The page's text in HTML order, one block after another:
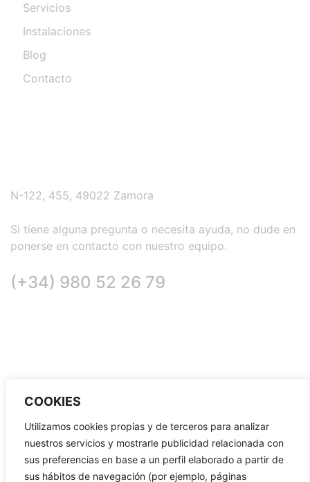
COOKIES
Utilizamos cookies propias y de terceros para analizar
nuestros servicios y mostrarle publicidad relacionada con
sus preferencias en base a un perfil elaborado a partir de
sus hábitos de navegación (por ejemplo, páginas
Servicios
Instalaciones
Blog
Contacto
N-122, 455, 49022 Zamora
Si tiene alguna pregunta o necesita ayuda, no dude en
ponerse en contacto con nuestro equipo.
(+34) 980 52 26 79
Copyright © 2023-2024 Estación de servicios Vista